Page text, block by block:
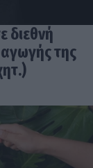
διεθνή
της